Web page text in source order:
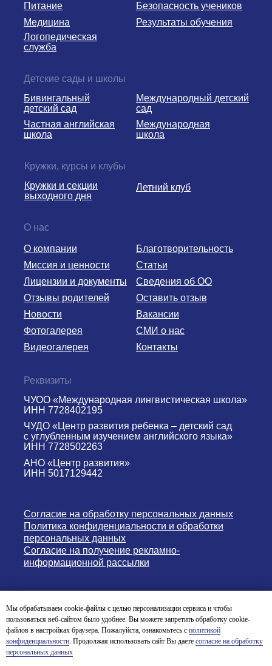
Результаты обучения
Безопасность учеников
Логопедическая
служба
Медицина
Питание
ЧУДО «Центр развития ребенка – детский сад
с углубленным изучением английского языка»
ИНН 7728502263
АНО «Центр развития»
ИНН 5017129442
ЧУОО «Международная лингвистическая школа»
ИНН 7728402195
Реквизиты
Сведения об ОО
Вакансии
Оставить отзыв
Новости
Благотворительность
Видеогалерея
Фотогалерея
О компании
Отзывы родителей
Миссия и ценности
Статьи
Лицензии и документы
СМИ о нас
Контакты
О нас
Международная
школа
Частная английская
школа
Международный детский
сад
Бивингальный
детский сад
Детские сады и школы
Кружки и секции
выходного дня
Летний клуб
Кружки, курсы и клубы
© English Nursery & Primary School 2004-2026
Согласие на обработку персональных данных
Политика конфиденциальности и обработки
персональных данных
Согласие на получение рекламно-
информационной рассылки
Мы обрабатываем cookie-файлы с целью персонализации сервиса и чтобы
пользоваться веб-сайтом было удобнее. Вы можете запретить обработку cookie-
файлов в настройках браузера. Пожалуйста, ознакомьтесь с политикой
конфиденциальности. Продолжая использовать сайт Вы даете согласие на обработку
персональных данных